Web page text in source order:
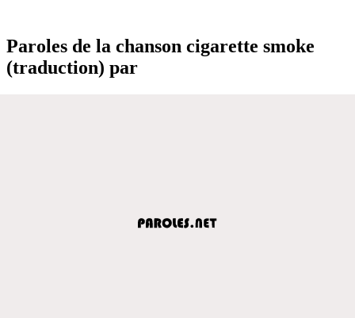
Paroles de la chanson cigarette smoke
(traduction) par